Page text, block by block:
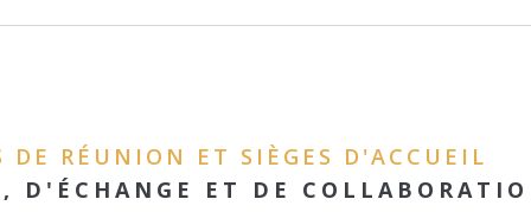
RÉUNION ET SIÈGES D'ACCUEIL
D'ÉCHANGE ET DE